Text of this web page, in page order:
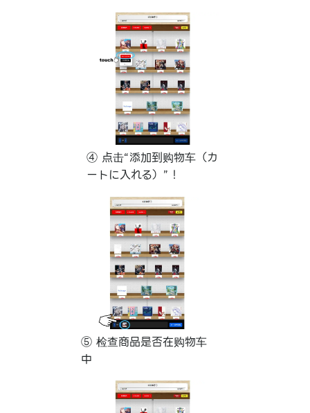
④ 点击“添加到购物车（カ
ートに入れる）”！
⑤ 检查商品是否在购物车
中